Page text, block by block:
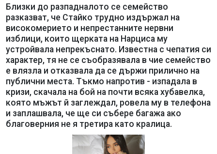
Близки до разпадналото се семейство
разказват, че Стайко трудно издържал на
високомерието и непрестанните нервни
изблици, които щерката на Нарциса му
устройвала непрекъснато. Известна с чепатия си
характер, тя не се съобразявала в чие семейство
е влязла и отказвала да се държи прилично на
публични места. Тъкмо напротив - изпадала в
кризи, скачала на бой на почти всяка хубавелка,
която мъжът й заглеждал, ровела му в телефона
и заплашвала, че ще си събере багажа ако
благоверния не я третира като кралица.